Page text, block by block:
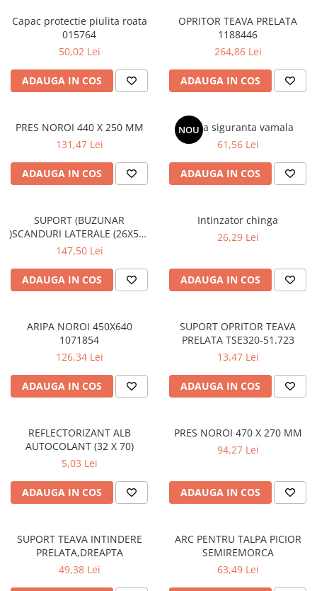
NOI
SECOND HAND
VANZARE
COMPRESOARE
INSTALATII HIDRAULICE
ANVELOPE
Capac protectie piulita roata
015764
50,02 Lei
ADAUGA IN COS
OPRITOR TEAVA PRELATA
1188446
264,86 Lei
ADAUGA IN COS
PRES NOROI 440 X 250 MM
131,47 Lei
ADAUGA IN COS
NOU
Tabla siguranta vamala
61,56 Lei
ADAUGA IN COS
SUPORT (BUZUNAR
)SCANDURI LATERALE (26X550
mm)
147,50 Lei
ADAUGA IN COS
Intinzator chinga
26,29 Lei
ADAUGA IN COS
ARIPA NOROI 450X640
1071854
126,34 Lei
ADAUGA IN COS
SUPORT OPRITOR TEAVA
PRELATA TSE320-51.723
13,47 Lei
ADAUGA IN COS
REFLECTORIZANT ALB
AUTOCOLANT (32 X 70)
5,03 Lei
ADAUGA IN COS
PRES NOROI 470 X 270 MM
94,27 Lei
ADAUGA IN COS
SUPORT TEAVA INTINDERE
PRELATA,DREAPTA
49,38 Lei
ARC PENTRU TALPA PICIOR
SEMIREMORCA
63,49 Lei